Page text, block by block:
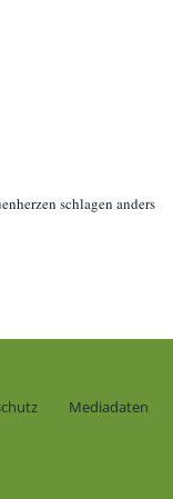
schlagen anders
Mediadaten